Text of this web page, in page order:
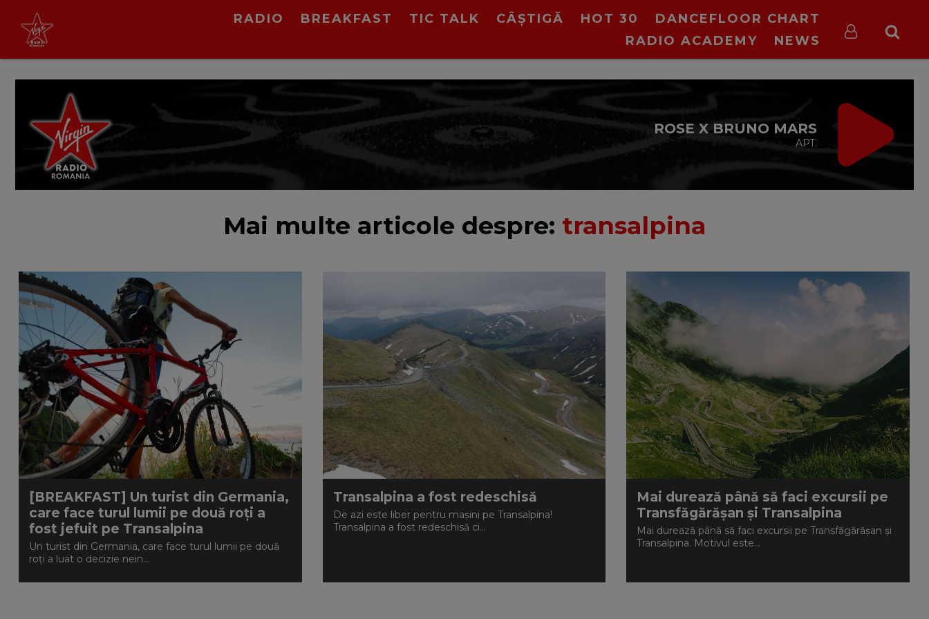
RADIO BREAKFAST TIC TALK CÂȘTIGĂ HOT 30
DANCEFLOOR CHART
RADIO ACADEMY
NEWS
ROSE X BRUNO MARS
APT.
Mai multe articole despre: transalpina
[BREAKFAST] Un turist din Germania,
care face turul lumii pe două roți a
fost jefuit pe Transalpina
Un turist din Germania, care face turul lumii pe două
roți a luat o decizie nein...
Transalpina a fost redeschisă
De azi este liber pentru mașini pe Transalpina!
Transalpina a fost redeschisă ci...
Mai durează până să faci excursii pe
Transfăgărășan și Transalpina
Mai durează până să faci excursii pe Transfăgărășan și
Transalpina. Motivul este...